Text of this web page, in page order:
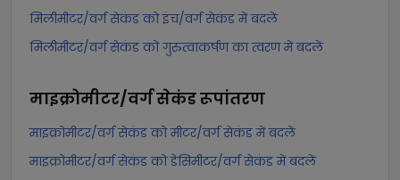
मिलीमीटर/वर्ग सेकंड को इंच/वर्ग सेकंड में बदलें
मिलीमीटर/वर्ग सेकंड को गुरुत्वाकर्षण का त्वरण में बदलें
माइक्रोमीटर/वर्ग सेकंडरूपांतरण
माइक्रोमीटर/वर्ग सेकंड को मीटर/वर्ग सेकंड में बदलें
माइक्रोमीटर/वर्ग सेकंड को डेसिमीटर/वर्ग सेकंड में बदलें